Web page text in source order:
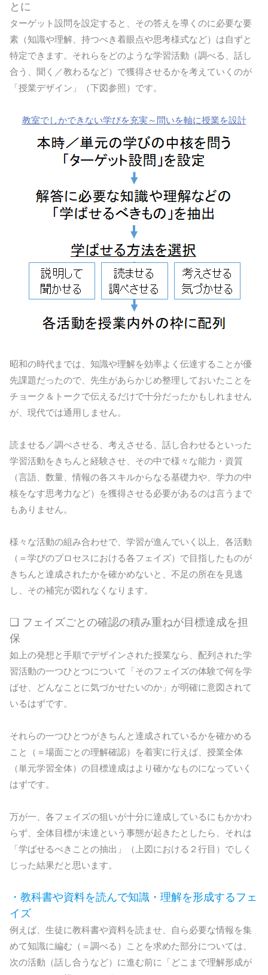
とに
ターゲット設問を設定すると、その答えを導くのに必要な要
素（知識や理解、持つべき着眼点や思考様式など）は自ずと
特定できます。それらをどのような学習活動（調べる、話し
合う、聞く／教わるなど）で獲得させるかを考えていくのが
「授業デザイン」（下図参照）です。
教室でしかできない学びを充実～問いを軸に授業を設計
昭和の時代までは、知識や理解を効率よく伝達することが優
先課題だったので、先生があらかじめ整理しておいたことを
チョーク＆トークで伝えるだけで十分だったかもしれません
が、現代では通用しません。
読ませる／調べさせる、考えさせる、話し合わせるといった
学習活動をきちんと経験させ、その中で様々な能力・資質
（言語、数量、情報の各スキルからなる基礎力や、学力の中
核をなす思考力など）を獲得させる必要があるのは言うまで
もありません。
様々な活動の組み合わせで、学習が進んでいく以上、各活動
（＝学びのプロセスにおける各フェイズ）で目指したものが
きちんと達成されたかを確かめないと、不足の所在を見逃
し、その補完が図れなくなります。
❏ フェイズごとの確認の積み重ねが目標達成を担
保
如上の発想と手順でデザインされた授業なら、配列された学
習活動の一つひとつについて「そのフェイズの体験で何を学
ばせ、どんなことに気づかせたいのか」が明確に意図されて
いるはずです。
それらの一つひとつがきちんと達成されているかを確かめる
こと（＝場面ごとの理解確認）を着実に行えば、授業全体
（単元学習全体）の目標達成はより確かなものになっていく
はずです。
万が一、各フェイズの狙いが十分に達成しているにもかかわ
らず、全体目標が未達という事態が起きたとしたら、それは
「学ばせるべきことの抽出」（上図における２行目）でしく
じった結果だと思います。
・教科書や資料を読んで知識・理解を形成するフェ
イズ
例えば、生徒に教科書や資料を読ませ、自ら必要な情報を集
めて知識に編む（＝調べる）ことを求めた部分については、
次の活動（話し合うなど）に進む前に「どこまで理解形成が